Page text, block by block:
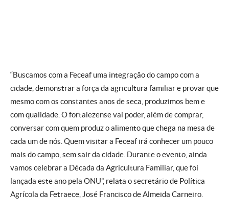
“Buscamos com a Feceaf uma integração do campo com a
cidade, demonstrar a força da agricultura familiar e provar que
mesmo com os constantes anos de seca, produzimos bem e
com qualidade. O fortalezense vai poder, além de comprar,
conversar com quem produz o alimento que chega na mesa de
cada um de nós. Quem visitar a Feceaf irá conhecer um pouco
mais do campo, sem sair da cidade. Durante o evento, ainda
vamos celebrar a Década da Agricultura Familiar, que foi
lançada este ano pela ONU”, relata o secretário de Política
Agrícola da Fetraece, José Francisco de Almeida Carneiro.